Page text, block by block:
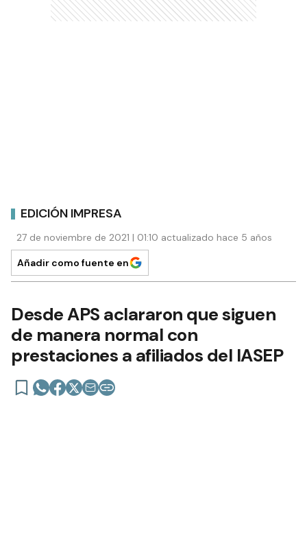
EDICIÓN IMPRESA
27 de noviembre de 2021 | 01:10 actualizado hace 5 años
Desde APS aclararon que siguen
de manera normal con
prestaciones a afiliados del IASEP